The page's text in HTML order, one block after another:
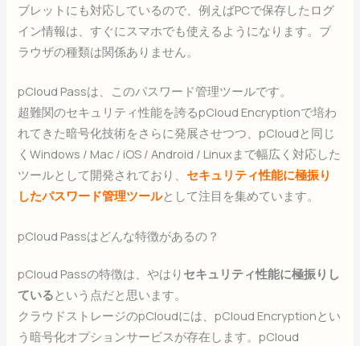
ブレットにも対応しているので、例えばPCで保存したログ
イン情報は、すぐにスマホでも使えるようになります。ブ
ラウザの種類は関係ありません。
pCloud Passは、このパスワード管理ツールです。
超難関のセキュリティ性能を誇るpCloud Encryptionで培わ
れてきた暗号化技術をさらに発展させつつ、pCloudと同じ
くWindows / Mac / iOS / Android / Linuxまで幅広く対応した
ツールとして開発されており、 セキュリティ性能に極振り
したパスワード管理ツールとして注目を集めています。
pCloud Passはどんな特徴があるの？
pCloud Passの特徴は、やはり セキュリティ性能に極振りし
ているという点だと思います。
クラウドストレージのpCloudには、pCloud Encryptionとい
う暗号化オプションサービスが存在します。pCloud